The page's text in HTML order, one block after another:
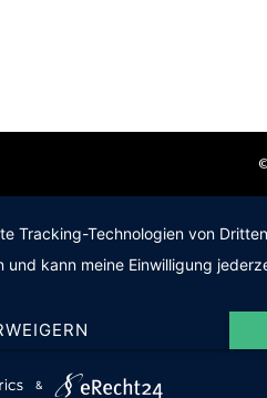
Tracking-Technologien von
und kann meine Einwilligung
&